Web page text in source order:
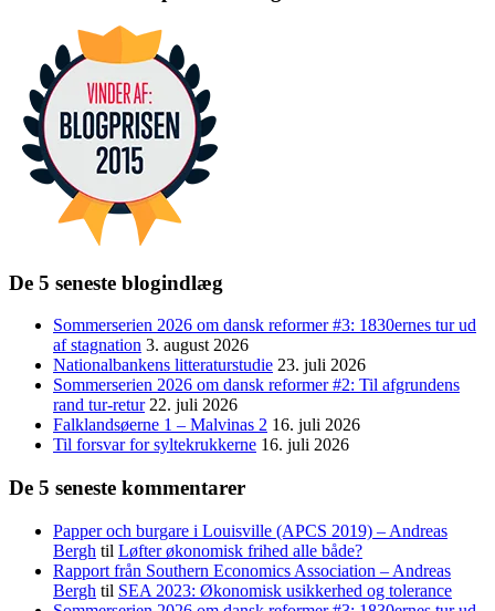
De 5 seneste blogindlæg
Sommerserien 2026 om dansk reformer #3: 1830ernes tur ud
af stagnation 3. august 2026
Nationalbankens litteraturstudie 23. juli 2026
Sommerserien 2026 om dansk reformer #2: Til afgrundens
rand tur-retur 22. juli 2026
Falklandsøerne 1 – Malvinas 2 16. juli 2026
Til forsvar for syltekrukkerne 16. juli 2026
De 5 seneste kommentarer
Papper och burgare i Louisville (APCS 2019) – Andreas
Bergh til Løfter økonomisk frihed alle både?
Rapport från Southern Economics Association – Andreas
Bergh til SEA 2023: Økonomisk usikkerhed og tolerance